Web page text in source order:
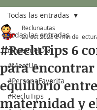
Todas las entradas
#FrasedelDía
#MeetUp
#PersonaFavorita
#RecluTips
Todas las entradas
#RecluTips 6
para
equilibrio
maternidad y
Reclunautas
29 oct 20232 min de